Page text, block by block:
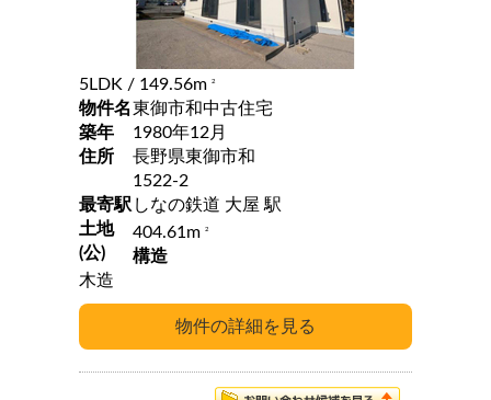
5LDK / 149.56m 2
物件名東御市和中古住宅
築年
1980年12月
住所
長野県東御市和
1522-2
最寄駅
しなの鉄道 大屋 駅
土地
(公)
404.61m 2
構造
木造